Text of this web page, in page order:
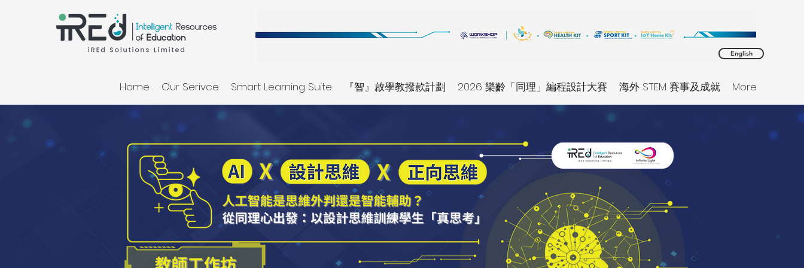
English
Home Our Serivce Smart Learning Suite 『智』啟學教撥款計劃 2026 樂齡「同理」編程設計大賽 海外 STEM 賽事及成就 More